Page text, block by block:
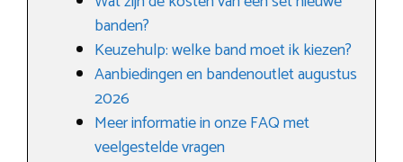
banden?
Keuzehulp: welke band moet ik kiezen?
Aanbiedingen en bandenoutlet augustus
2026
Meer informatie in onze FAQ met
veelgestelde vragen